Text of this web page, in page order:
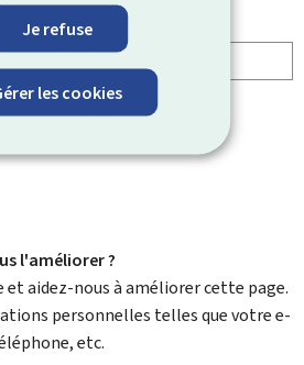
Je refuse
les cookies
vous ?
cette page ? *
l'améliorer ?
et aidez-nous à améliorer cette page.
personnelles telles que votre e-
etc.